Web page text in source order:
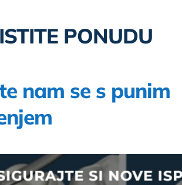
PONUDU
nam se s punim